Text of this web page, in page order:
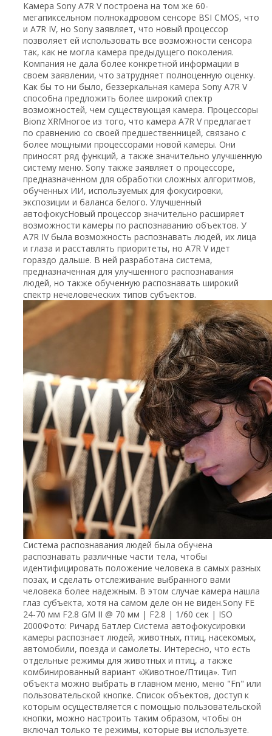
Камера Sony A7R V построена на том же 60-
мегапиксельном полнокадровом сенсоре BSI CMOS, что
и A7R IV, но Sony заявляет, что новый процессор
позволяет ей использовать все возможности сенсора
так, как не могла камера предыдущего поколения.
Компания не дала более конкретной информации в
своем заявлении, что затрудняет полноценную оценку.
Как бы то ни было, беззеркальная камера Sony A7R V
способна предложить более широкий спектр
возможностей, чем существующая камера. Процессоры
Bionz XRМногое из того, что камера A7R V предлагает
по сравнению со своей предшественницей, связано с
более мощными процессорами новой камеры. Они
приносят ряд функций, а также значительно улучшенную
систему меню. Sony также заявляет о процессоре,
предназначенном для обработки сложных алгоритмов,
обученных ИИ, используемых для фокусировки,
экспозиции и баланса белого. Улучшенный
автофокусНовый процессор значительно расширяет
возможности камеры по распознаванию объектов. У
A7R IV была возможность распознавать людей, их лица
и глаза и расставлять приоритеты, но A7R V идет
гораздо дальше. В ней разработана система,
предназначенная для улучшенного распознавания
людей, но также обученную распознавать широкий
спектр нечеловеческих типов субъектов.
Система распознавания людей была обучена
распознавать различные части тела, чтобы
идентифицировать положение человека в самых разных
позах, и сделать отслеживание выбранного вами
человека более надежным. В этом случае камера нашла
глаз субъекта, хотя на самом деле он не виден.Sony FE
24-70 мм F2.8 GM II @ 70 мм | F2.8 | 1/60 сек | ISO
2000Фото: Ричард Батлер Система автофокусировки
камеры распознает людей, животных, птиц, насекомых,
автомобили, поезда и самолеты. Интересно, что есть
отдельные режимы для животных и птиц, а также
комбинированный вариант «Животное/Птица». Тип
объекта можно выбрать в главном меню, меню "Fn" или
пользовательской кнопке. Список объектов, доступ к
которым осуществляется с помощью пользовательской
кнопки, можно настроить таким образом, чтобы он
включал только те режимы, которые вы используете.